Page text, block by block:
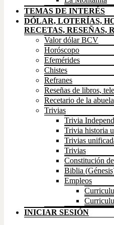
TEMAS DE INTERÉS
DÓLAR, LOTERÍAS,
RECETAS, RESEÑAS,
Valor dólar BCV
Horóscopo
Efemérides
Chistes
Refranes
Reseñas de libros,
Recetario de la abuela
Trivias
Trivia
Trivia historia
Trivias
Trivias
Constitución
Biblia
Empleos
INICIAR SESIÓN